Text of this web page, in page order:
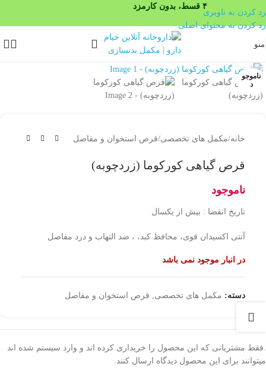
۴ قسط، بدون کارمزد
رد کردن به ناوبری
رد کردن به محتوای اصلی
منو
ناموجو
د
بزرگنمایی تصویر
خانه/مکمل های تخصصی/قرص استخوان و مفاصل
قرص گیاهی کورکوما (زردچوبه)
ناموجود
تاریخ انقضا : بیش از یکسال
آنتی اکسیدان قوی، محافظ کبد، ، ضد التهاب و درد مفاصل
در انبار موجود نمی باشد
دسته: مکمل های تخصصی قرص استخوان و مفاصل
.فقط مشتریانی که این محصول را خریداری کرده اند و وارد سیستم شده اند
میتوانند برای این محصول دیدگاه ارسال کنند.